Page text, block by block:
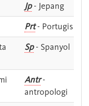
Jp- Jepang
Prt- Portugis
Sp- Spanyol
Antr-
antropologi